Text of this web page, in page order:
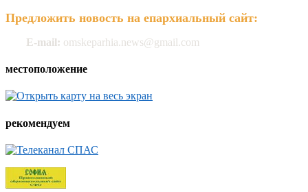
Предложить новость на епархиальный сайт:
E-mail: omskeparhia.news@gmail.com
местоположение
рекомендуем